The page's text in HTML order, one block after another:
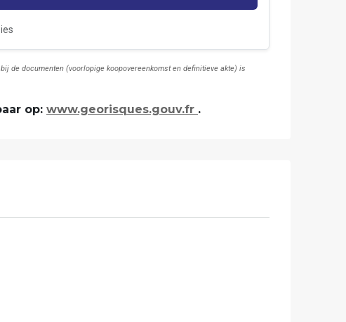
de documenten (voorlopige koopovereenkomst en definitieve akte) is
op: www.georisques.gouv.fr .